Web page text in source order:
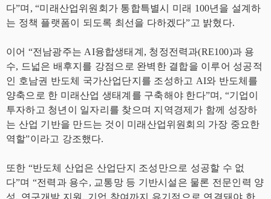
다”며, “미래산업위원회가 통합특별시 미래 100년을 설계하
는 정책 플랫폼이 되도록 최선을 다하겠다”고 밝혔다.
이어 “전남광주는 AI융합생태계, 청정전력과(RE100)과 용
수, 드넓은 배후지를 강점으로 완벽한 결합을 이루어 성공적
인 호남권 반도체 국가산업단지를 조성하고 AI와 반도체를
양축으로 한 미래산업 생태계를 구축해야 한다”며, “기업이
투자하고 청년이 일자리를 찾으며 지역경제가 함께 성장하
는 산업 기반을 만드는 것이 미래산업위원회의 가장 중요한
역할”이라고 강조했다.
또한 “반도체 산업은 산업단지 조성만으로 성공할 수 없
다”며 “전력과 용수, 교통망 등 기반시설은 물론 전문인력 양